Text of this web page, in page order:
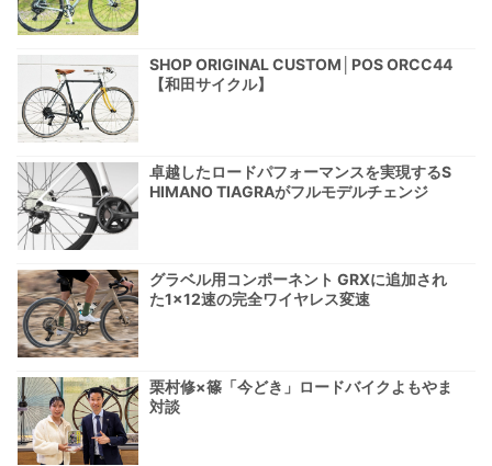
SHOP ORIGINAL CUSTOM│POS ORCC44
【和田サイクル】
卓越したロードパフォーマンスを実現するS
HIMANO TIAGRAがフルモデルチェンジ
グラベル用コンポーネント GRXに追加され
た1×12速の完全ワイヤレス変速
栗村修×篠「今どき」ロードバイクよもやま
対談